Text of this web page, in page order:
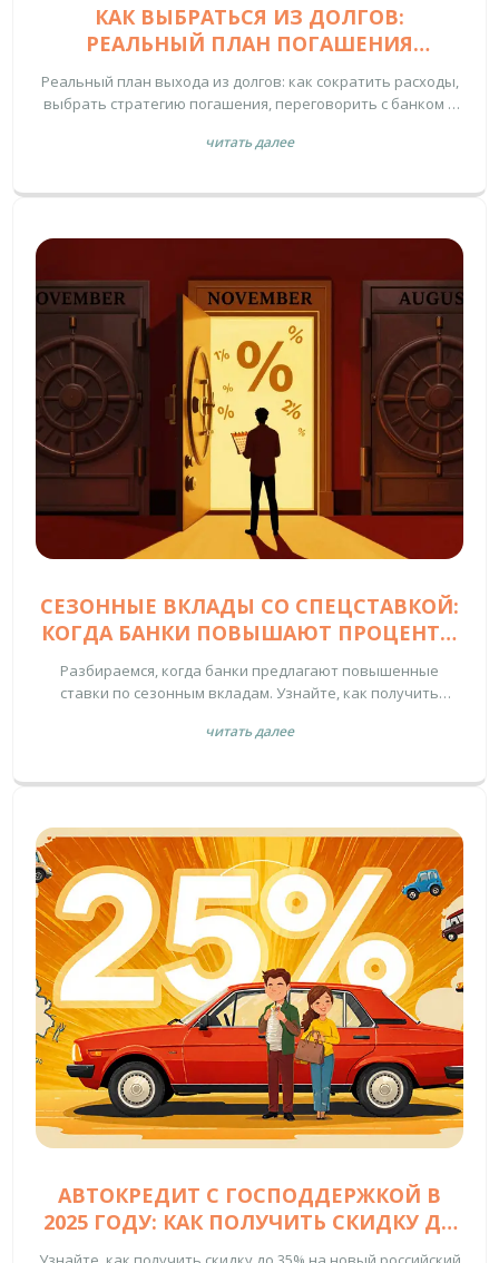
КАК ВЫБРАТЬСЯ ИЗ ДОЛГОВ:
РЕАЛЬНЫЙ ПЛАН ПОГАШЕНИЯ
Реальный план выхода из долгов: как сократить расходы,
выбрать стратегию погашения, переговорить с банком и
Работает на практике.
читать далее
СЕЗОННЫЕ ВКЛАДЫ СО СПЕЦСТАВКОЙ:
КОГДА БАНКИ ПОВЫШАЮТ ПРОЦЕНТЫ
И КАК ПОЛУЧИТЬ МАКСИМУМ
Разбираемся, когда банки предлагают повышенные
ставки по сезонным вкладам. Узнайте, как получить
условия скрываются за рекламными обещаниями.
читать далее
АВТОКРЕДИТ С ГОСПОДДЕРЖКОЙ В
2025 ГОДУ: КАК ПОЛУЧИТЬ СКИДКУ ДО
35% НА РОССИЙСКИЙ АВТОМОБИЛЬ